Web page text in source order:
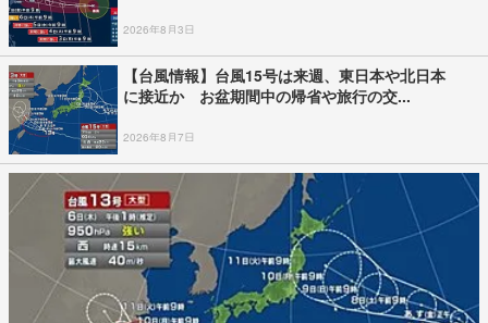
2026年8月3日
【台風情報】台風15号は来週、東日本や北日本
に接近か お盆期間中の帰省や旅行の交...
2026年8月7日